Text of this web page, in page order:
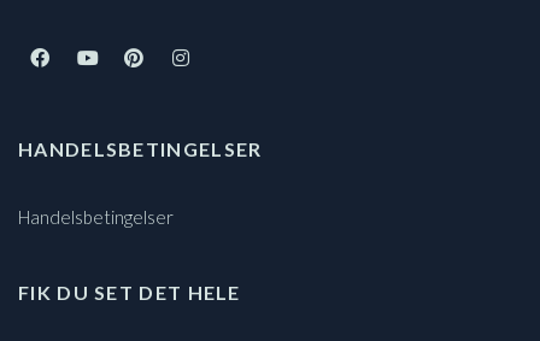
HANDELSBETINGELSER
Handelsbetingelser
FIK DU SET DET HELE